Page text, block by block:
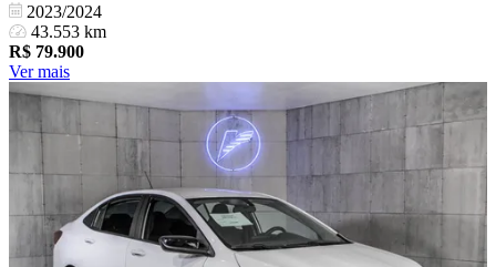
2023/2024
43.553 km
R$ 79.900
Ver mais